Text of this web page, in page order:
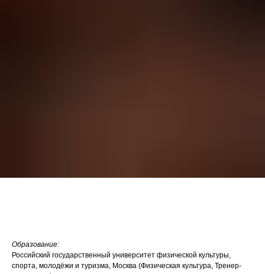
Образование:
Российский государственный университет физической культуры,
спорта, молодёжи и туризма, Москва (Физическая культура, Тренер-